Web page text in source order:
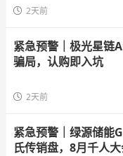
2天前
紧急预警｜极光星
骗局，认购即入坑
2天前
紧急预警｜绿源储能
氏传销盘，8月千人